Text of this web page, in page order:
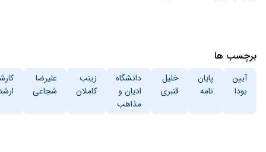
برچسب ها
آیین
بودا
پایان
نامه
خلیل
قنبری
دانشگاه
ادیان و
مذاهب
زینب
کاملان
علیرضا
شجاعی